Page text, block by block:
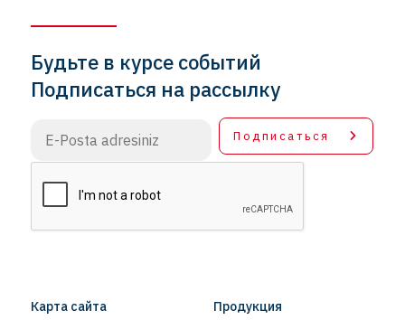
Будьте в курсе событий
Подписаться на рассылку
Подписаться
Карта сайта Продукция